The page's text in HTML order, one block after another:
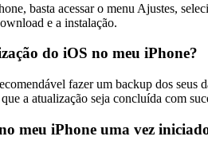
basta acessar o menu Ajustes,
e a instalação.
do iOS no meu iPhone?
fazer um backup dos
a atualização seja concluída com
meu iPhone uma vez